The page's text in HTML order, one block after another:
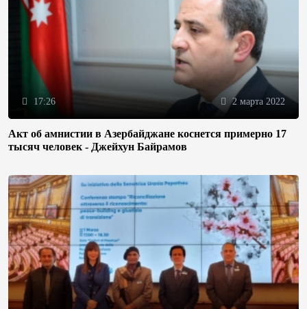
17:26 2 марта 2022
Акт об амнистии в Азербайджане коснется примерно 17
тысяч человек - Джейхун Байрамов